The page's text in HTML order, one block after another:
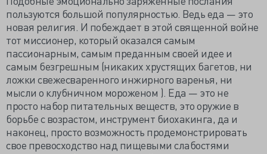
пользуются большой популярностью. Ведь еда — это
новая религия. И побеждает в этой священной войне
тот миссионер, который оказался самым
пассионарным, самым преданным своей идее и
самым безгрешным (никаких хрустящих багетов, ни
ложки свежесваренного инжирного варенья, ни
мысли о клубничном мороженом ). Еда — это не
просто набор питательных веществ, это оружие в
борьбе с возрастом, инструмент биохакинга, да и
наконец, просто возможность продемонстрировать
свое превосходство над пищевыми слабостями